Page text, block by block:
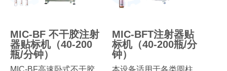
可在线或独立运行；可选
码、在线标签打印单元，
还可配备漏标、漏码、打
码质量检测、漏扭杆检
产批号、生产日期等信
化，减少包装工序，提高
生产效率。适用于不干胶
标签、不干胶膜、电子监
MIC-BF 不干胶注射
器贴标机（40-200
瓶/分钟）
MIC-BF高速卧式不干胶
MIC-BFT注射器贴
标机（40-200瓶/分
钟）
本设备适用于各类圆柱